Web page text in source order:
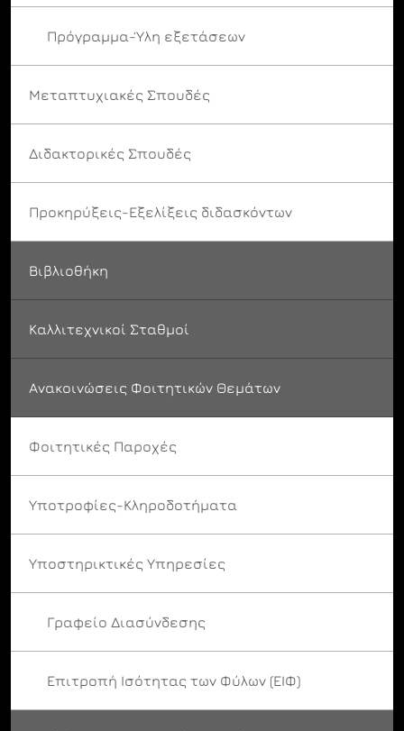
Πρόγραμμα-Ύλη εξετάσεων
Μεταπτυχιακές Σπουδές
Διδακτορικές Σπουδές
Προκηρύξεις-Εξελίξεις διδασκόντων
Βιβλιοθήκη
Καλλιτεχνικοί Σταθμοί
Ανακοινώσεις Φοιτητικών Θεμάτων
Φοιτητικές Παροχές
Υποτροφίες-Κληροδοτήματα
Υποστηρικτικές Υπηρεσίες
Γραφείο Διασύνδεσης
Επιτροπή Ισότητας των Φύλων (ΕΙΦ)